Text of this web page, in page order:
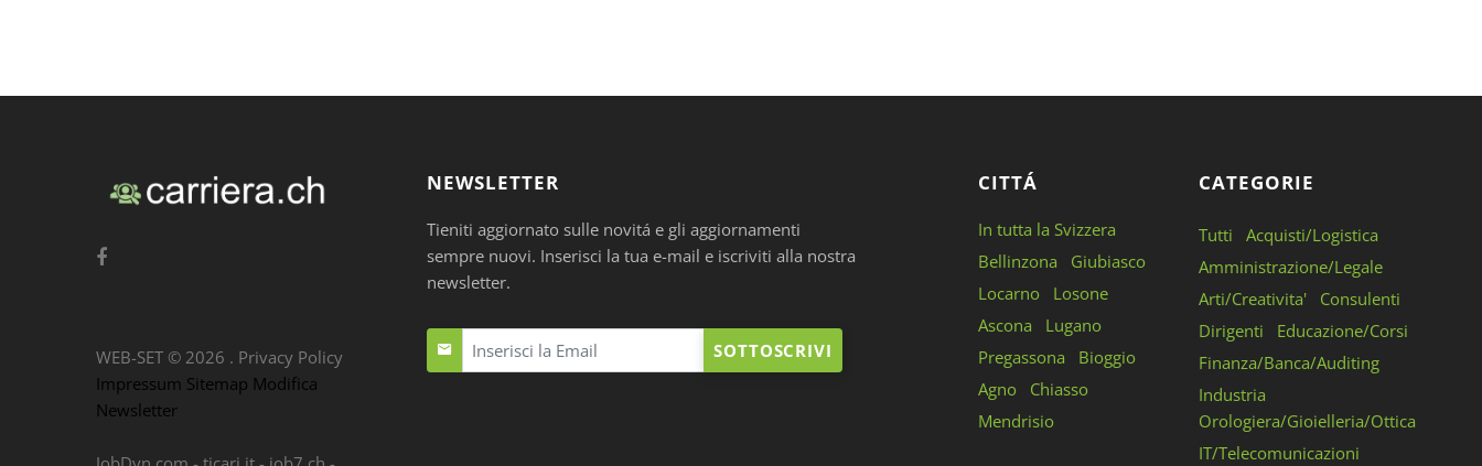
NEWSLETTER
Tieniti aggiornato sulle novitá e gli aggiornamenti
sempre nuovi. Inserisci la tua e-mail e iscriviti alla nostra
newsletter.
SOTTOSCRIVI
CITTÁ
In tutta la Svizzera
Bellinzona
Giubiasco
Locarno
Losone
Ascona
Lugano
Pregassona
Bioggio
Agno
Chiasso
Mendrisio
CATEGORIE
Tutti
Acquisti/Logistica
Amministrazione/Legale
Arti/Creativita'
Consulenti
Dirigenti
Educazione/Corsi
Finanza/Banca/Auditing
Industria
Orologiera/Gioielleria/Ottica
IT/Telecomunicazioni
WEB-SET © 2026 . Privacy Policy
Impressum Sitemap Modifica
Newsletter